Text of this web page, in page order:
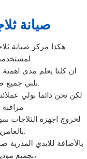
صيانة
هكذا مركز صيانة
ان كلنا يعلم مدى اهمية
نلبي جميع طلبات الصيانه لثلاجات دايو.
لكن نحن دائما نولي
مراقبة
لخروج اجهزة الثلاجات
بالعامرية او من منزل العميل.
بالأضافة للايدي
بجميع موديلاتها القديم منها والحديث،